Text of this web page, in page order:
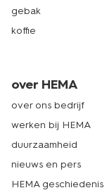
gebak
koffie
over HEMA
over ons bedrijf
werken bij HEMA
duurzaamheid
nieuws en pers
HEMA geschiedenis